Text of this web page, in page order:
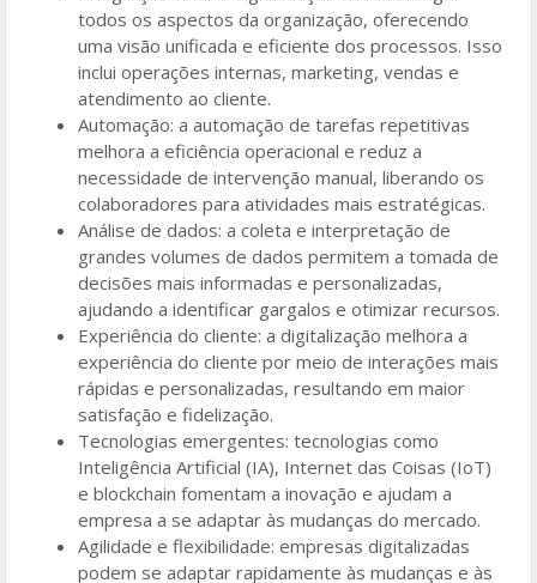
todos os aspectos da organização, oferecendo
uma visão unificada e eficiente dos processos. Isso
inclui operações internas, marketing, vendas e
atendimento ao cliente.
Automação: a automação de tarefas repetitivas
melhora a eficiência operacional e reduz a
necessidade de intervenção manual, liberando os
colaboradores para atividades mais estratégicas.
Análise de dados: a coleta e interpretação de
grandes volumes de dados permitem a tomada de
decisões mais informadas e personalizadas,
ajudando a identificar gargalos e otimizar recursos.
Experiência do cliente: a digitalização melhora a
experiência do cliente por meio de interações mais
rápidas e personalizadas, resultando em maior
satisfação e fidelização.
Tecnologias emergentes: tecnologias como
Inteligência Artificial (IA), Internet das Coisas (IoT)
e blockchain fomentam a inovação e ajudam a
empresa a se adaptar às mudanças do mercado.
Agilidade e flexibilidade: empresas digitalizadas
podem se adaptar rapidamente às mudanças e às